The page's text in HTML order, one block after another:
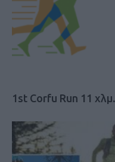
1st Corfu Run 11 χλμ.